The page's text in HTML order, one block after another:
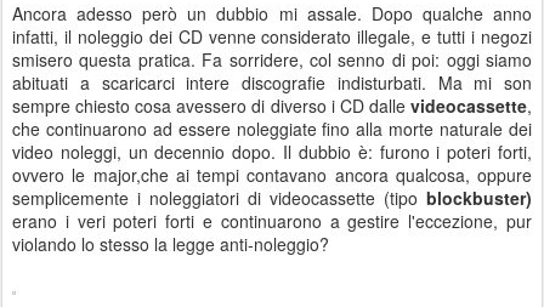
Ancora adesso però un dubbio mi assale. Dopo qualche anno
infatti, il noleggio dei CD venne considerato illegale, e tutti i negozi
smisero questa pratica. Fa sorridere, col senno di poi: oggi siamo
abituati a scaricarci intere discografie indisturbati. Ma mi son
sempre chiesto cosa avessero di diverso i CD dalle videocassette,
che continuarono ad essere noleggiate fino alla morte naturale dei
video noleggi, un decennio dopo. Il dubbio è: furono i poteri forti,
ovvero le major,che ai tempi contavano ancora qualcosa, oppure
semplicemente i noleggiatori di videocassette (tipo blockbuster)
erano i veri poteri forti e continuarono a gestire l'eccezione, pur
violando lo stesso la legge anti-noleggio?